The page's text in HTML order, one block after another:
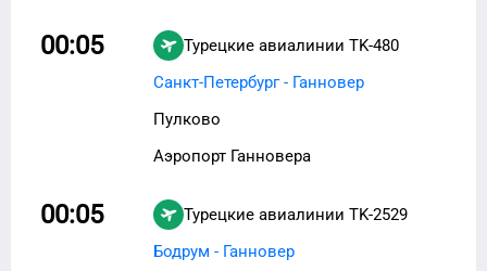
00:05 Турецкие авиалинии TK-480
Санкт-Петербург - Ганновер
Пулково
Аэропорт Ганновера
00:05 Турецкие авиалинии TK-2529
Бодрум - Ганновер